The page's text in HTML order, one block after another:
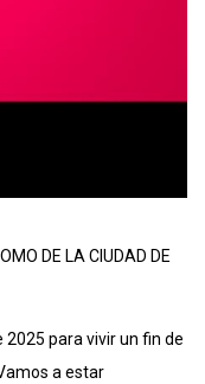
DE LA CIUDAD DE
2025 para vivir un fin de
a estar